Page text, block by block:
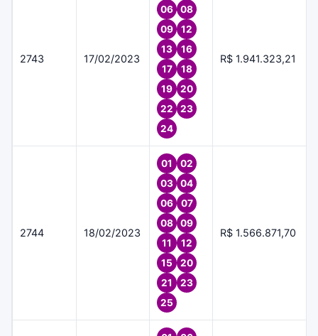
2743 17/02/2023
06
08
09
12
13
16
17
18
19
20
22
23
24
R$ 1.941.323,21
2744 18/02/2023
01
02
03
04
06
07
08
09
11
12
15
20
21
23
25
R$ 1.566.871,70